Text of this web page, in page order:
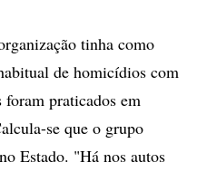
tinha como
de homicídios com
foram praticados em
se que o grupo
Estado. "Há nos autos